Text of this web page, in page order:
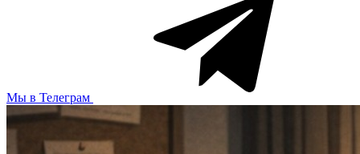
Мы в Телеграм